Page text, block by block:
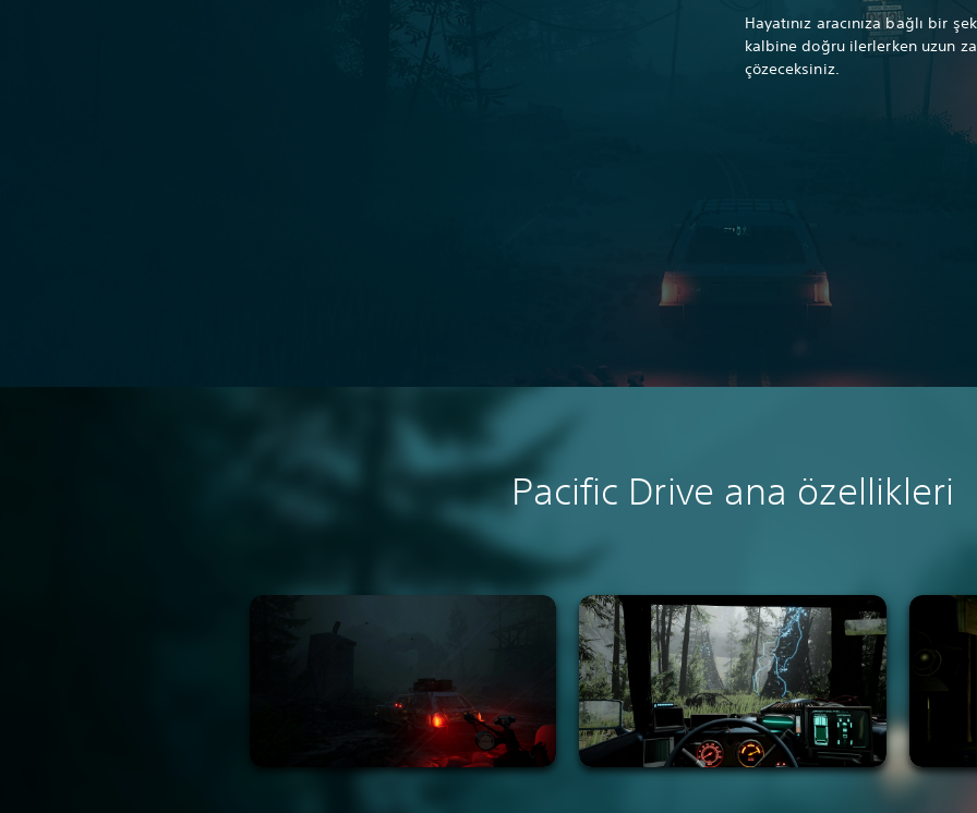
Hayatınız aracınıza bağlı bir
kalbine doğru ilerlerken uzun
çözeceksiniz.
Pacific Drive ana özellikleri